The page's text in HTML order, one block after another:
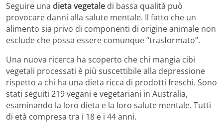
Seguire una dieta vegetale di bassa qualità può
provocare danni alla salute mentale. Il fatto che un
alimento sia privo di componenti di origine animale non
esclude che possa essere comunque “trasformato”.
Una nuova ricerca ha scoperto che chi mangia cibi
vegetali processati è più suscettibile alla depressione
rispetto a chi ha una dieta ricca di prodotti freschi. Sono
stati seguiti 219 vegani e vegetariani in Australia,
esaminando la loro dieta e la loro salute mentale. Tutti
di età compresa tra i 18 e i 44 anni.